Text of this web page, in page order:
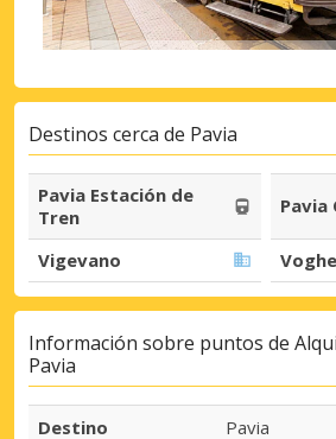
Destinos cerca de Pavia
Pavia Estación de
Tren
Pavia
Vigevano
Información sobre puntos de
Pavia
Destino
Pavia